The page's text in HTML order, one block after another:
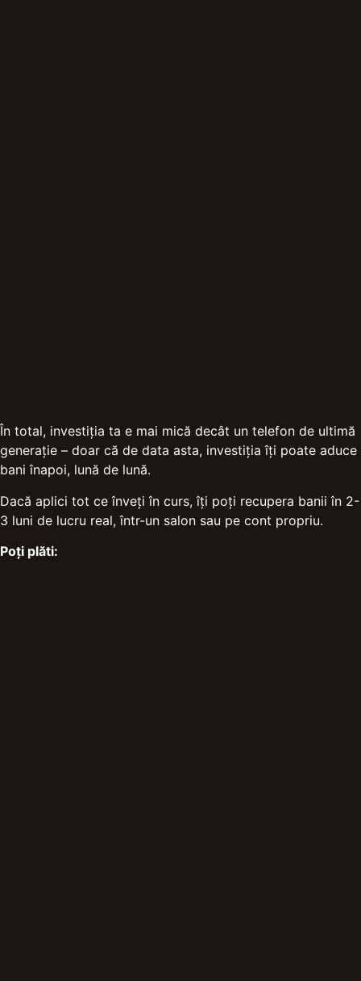
În total, investiția ta e mai mică decât un telefon de ultimă
generație – doar că de data asta, investiția îți poate aduce
bani înapoi, lună de lună.
Dacă aplici tot ce înveți în curs, îți poți recupera banii în 2-
3 luni de lucru real, într-un salon sau pe cont propriu.
Poți plăti: